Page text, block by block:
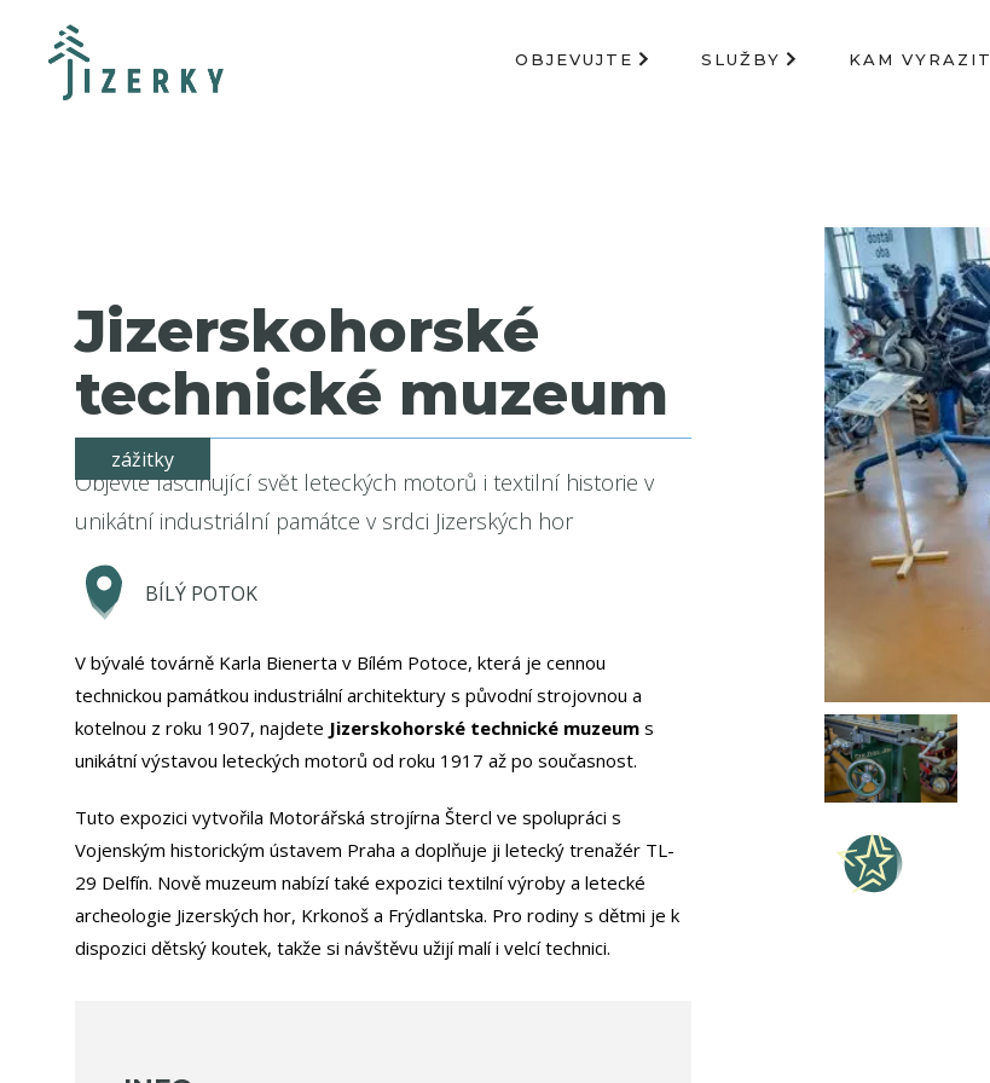
OBJEVUJTE SLUŽBY KAM VYRAZIT
Jizerskohorské
technické muzeum
zážitky
Objevte fascinující svět leteckých motorů i textilní historie v
unikátní industriální památce v srdci Jizerských hor
BÍLÝ POTOK
V bývalé továrně Karla Bienerta v Bílém Potoce, která je cennou
technickou památkou industriální architektury s původní strojovnou a
kotelnou z roku 1907, najdete Jizerskohorské technické muzeum s
unikátní výstavou leteckých motorů od roku 1917 až po současnost.
Tuto expozici vytvořila Motorářská strojírna Štercl ve spolupráci s
Vojenským historickým ústavem Praha a doplňuje ji letecký trenažér TL-
29 Delfín. Nově muzeum nabízí také expozici textilní výroby a letecké
archeologie Jizerských hor, Krkonoš a Frýdlantska. Pro rodiny s dětmi je k
dispozici dětský koutek, takže si návštěvu užijí malí i velcí technici.